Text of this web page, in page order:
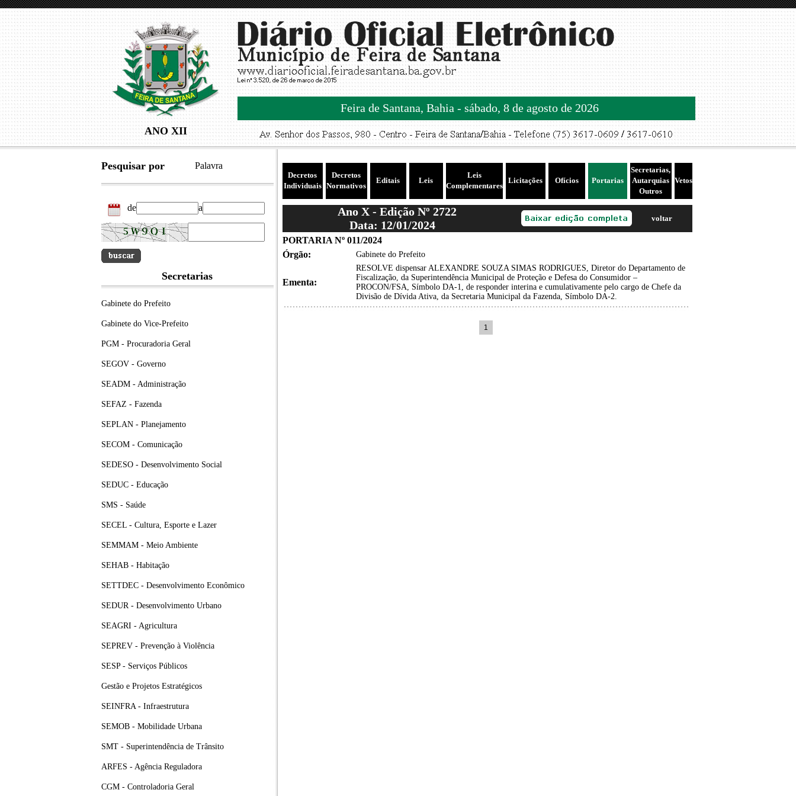
ANO XII
Feira de Santana, Bahia - sábado, 8 de agosto de 2026
Pesquisar por Palavra
de a
Secretarias
Gabinete do Prefeito
Gabinete do Vice-Prefeito
PGM - Procuradoria Geral
SEGOV - Governo
SEADM - Administração
SEFAZ - Fazenda
SEPLAN - Planejamento
SECOM - Comunicação
SEDESO - Desenvolvimento Social
SEDUC - Educação
SMS - Saúde
SECEL - Cultura, Esporte e Lazer
SEMMAM - Meio Ambiente
SEHAB - Habitação
SETTDEC - Desenvolvimento Econômico
SEDUR - Desenvolvimento Urbano
SEAGRI - Agricultura
SEPREV - Prevenção à Violência
SESP - Serviços Públicos
Gestão e Projetos Estratégicos
SEINFRA - Infraestrutura
SEMOB - Mobilidade Urbana
SMT - Superintendência de Trânsito
ARFES - Agência Reguladora
CGM - Controladoria Geral
Decretos
Individuais
Decretos
Normativos
Editais Leis
Leis
Complementares
Licitações Ofícios Portarias
Secretarias,
Autarquias
Outros
Vetos
Ano X - Edição Nº 2722
Data: 12/01/2024
voltar
PORTARIA Nº 011/2024
Órgão:
Gabinete do Prefeito
Ementa:
RESOLVE dispensar ALEXANDRE SOUZA SIMAS RODRIGUES, Diretor do Departamento de
Fiscalização, da Superintendência Municipal de Proteção e Defesa do Consumidor –
PROCON/FSA, Símbolo DA-1, de responder interina e cumulativamente pelo cargo de Chefe da
Divisão de Dívida Ativa, da Secretaria Municipal da Fazenda, Símbolo DA-2.
1